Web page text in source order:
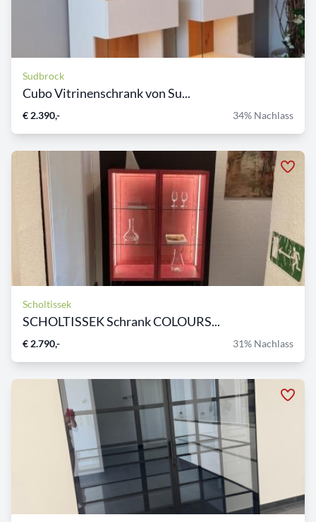
Sudbrock
Cubo Vitrinenschrank von Su...
€ 2.390,- 34% Nachlass
Scholtissek
SCHOLTISSEK Schrank COLOURS...
€ 2.790,- 31% Nachlass